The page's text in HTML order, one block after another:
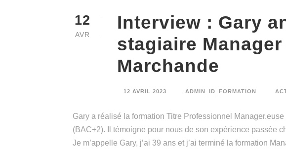
12
AVR
Interview : Gary
stagiaire Manager
Marchande
12 AVRIL 2023 ADMIN_ID_FORMATION
Gary a réalisé la formation Titre Professionnel
(BAC+2). Il témoigne pour nous de son expérience passée
Je m’appelle Gary, j’ai 39 ans et j’ai terminé la formation